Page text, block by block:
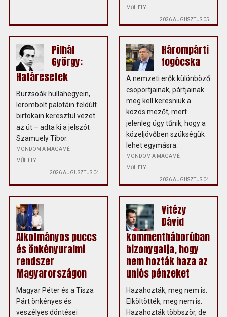
MŰHELY
2026 AUGUSZTUS 05.
Pilhál
György:
Határesetek
Burzsoák hullahegyein,
lerombolt palotáin feldúlt
birtokain keresztül vezet
az út – adta ki a jelszót
Szamuely Tibor.
MONDOM A MAGAMÉT
MŰHELY
2026 AUGUSZTUS 04.
Hárompárti
fogócska
A nemzeti erők különböző
csoportjainak, pártjainak
meg kell keresniük a
közös mezőt, mert
jelenleg úgy tűnik, hogy a
közeljövőben szükségük
lehet egymásra.
MONDOM A MAGAMÉT
MŰHELY
2026 AUGUSZTUS 04.
Alkotmányos puccs
és önkényuralmi
rendszer
Magyarországon
Magyar Péter és a Tisza
Párt önkényes és
veszélyes döntései
Vitézy
Dávid
kommentháborúban
bizonygatja, hogy
nem hozták haza az
uniós pénzeket
Hazahozták, meg nem is.
Elköltötték, meg nem is.
Hazahozták többször, de